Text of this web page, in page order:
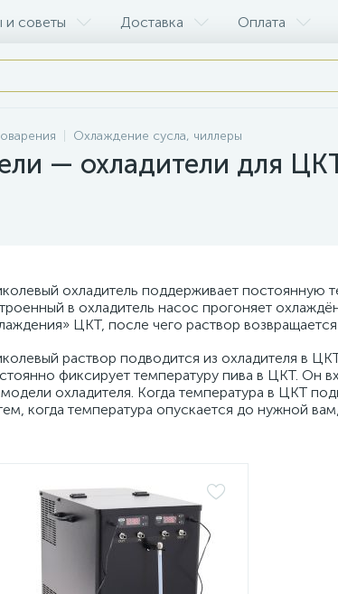
советы Доставка Оплата
Охлаждение сусла, чиллеры
— охладители для
охладитель поддерживает постоянную
в охладитель насос прогоняет
ЦКТ, после чего раствор
раствор подводится из охладителя в
фиксирует температуру пива в ЦКТ. Он
охладителя. Когда температура в ЦКТ
когда температура опускается до нужной